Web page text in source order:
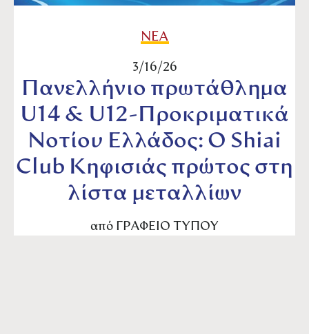
ΝΕΑ
3/16/26
Πανελλήνιο πρωτάθλημα
U14 & U12-Προκριματικά
Νοτίου Ελλάδος: O Shiai
Club Κηφισιάς πρώτος στη
λίστα μεταλλίων
από ΓΡΑΦΕΙΟ ΤΥΠΟΥ